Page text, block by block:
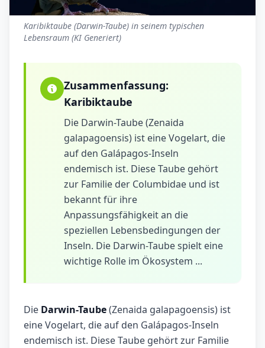
Karibiktaube (Darwin-Taube) in seinem typischen
Lebensraum (KI Generiert)
Zusammenfassung:
Karibiktaube
Die Darwin-Taube (Zenaida
galapagoensis) ist eine Vogelart, die
auf den Galápagos-Inseln
endemisch ist. Diese Taube gehört
zur Familie der Columbidae und ist
bekannt für ihre
Anpassungsfähigkeit an die
speziellen Lebensbedingungen der
Inseln. Die Darwin-Taube spielt eine
wichtige Rolle im Ökosystem ...
Die Darwin-Taube(Zenaida galapagoensis) ist
eine Vogelart, die auf den Galápagos-Inseln
endemisch ist. Diese Taube gehört zur Familie